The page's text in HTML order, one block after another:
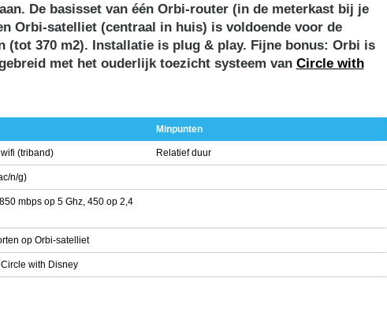
De basisset van één Orbi-router (in de meterkast bij je
Orbi-satelliet (centraal in huis) is voldoende voor de
(tot 370 m2). Installatie is plug & play. Fijne bonus: Orbi is
met het ouderlijk toezicht systeem van Circle with
Minpunten
(triband) Relatief duur
n/g)
mbps op 5 Ghz, 450 op 2,4
op Orbi-satelliet
with Disney